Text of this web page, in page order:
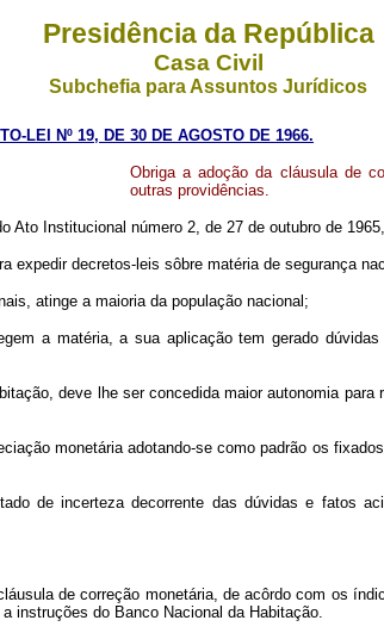
Presidência da República
Casa Civil
Subchefia para Assuntos Jurídicos
LEI Nº 19, DE 30 DE AGOSTO DE 1966.
Obriga a adoção da cláusula de
outras providências.
Ato Institucional número 2, de 27 de outubro de
decretos-leis sôbre matéria de segurança
atinge a maioria da população nacional;
a matéria, a sua aplicação tem gerado dúvidas
deve lhe ser concedida maior autonomia para
monetária adotando-se como padrão os
incerteza decorrente das dúvidas e fatos
de correção monetária, de acôrdo com os
instruções do Banco Nacional da Habitação.